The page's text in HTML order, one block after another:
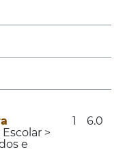
>
e
1 6.0